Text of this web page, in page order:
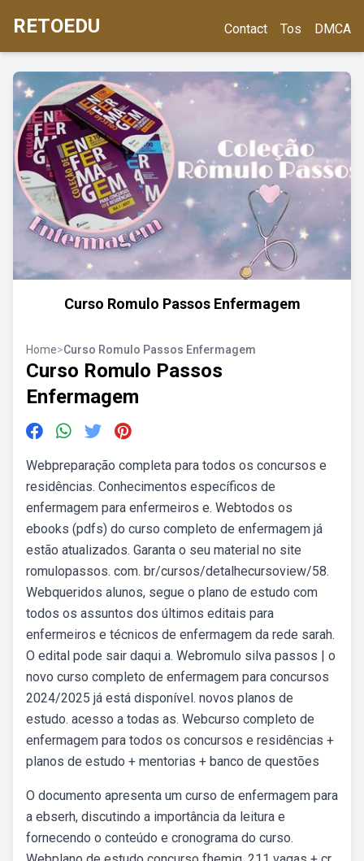
RETOEDU Contact Tos DMCA
Curso Romulo Passos Enfermagem
Home>Curso Romulo Passos Enfermagem
Curso Romulo Passos
Enfermagem
Webpreparação completa para todos os concursos e
residências. Conhecimentos específicos de
enfermagem para enfermeiros e. Webtodos os
ebooks (pdfs) do curso completo de enfermagem já
estão atualizados. Garanta o seu material no site
romulopassos. com. br/cursos/detalhecursoview/58.
Webqueridos alunos, segue o plano de estudo com
todos os assuntos dos últimos editais para
enfermeiros e técnicos de enfermagem da rede sarah.
O edital pode sair daqui a. Webromulo silva passos | o
novo curso completo de enfermagem para concursos
2024/2025 já está disponível. ️novos planos de
estudo. ️acesso a todas as. Webcurso completo de
enfermagem para todos os concursos e residências +
planos de estudo + mentorias + banco de questões
O documento apresenta um curso de enfermagem para
a ebserh, discutindo a importância da leitura e
fornecendo o conteúdo e cronograma do curso.